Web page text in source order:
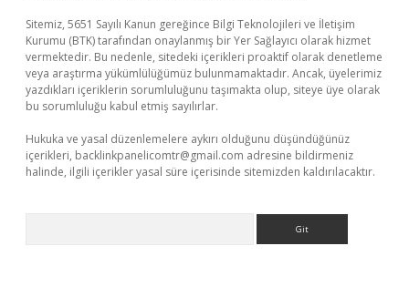
Sitemiz, 5651 Sayılı Kanun gereğince Bilgi Teknolojileri ve İletişim
Kurumu (BTK) tarafından onaylanmış bir Yer Sağlayıcı olarak hizmet
vermektedir. Bu nedenle, sitedeki içerikleri proaktif olarak denetleme
veya araştırma yükümlülüğümüz bulunmamaktadır. Ancak, üyelerimiz
yazdıkları içeriklerin sorumluluğunu taşımakta olup, siteye üye olarak
bu sorumluluğu kabul etmiş sayılırlar.
Hukuka ve yasal düzenlemelere aykırı olduğunu düşündüğünüz
içerikleri, backlinkpanelicomtr@gmail.com adresine bildirmeniz
halinde, ilgili içerikler yasal süre içerisinde sitemizden kaldırılacaktır.